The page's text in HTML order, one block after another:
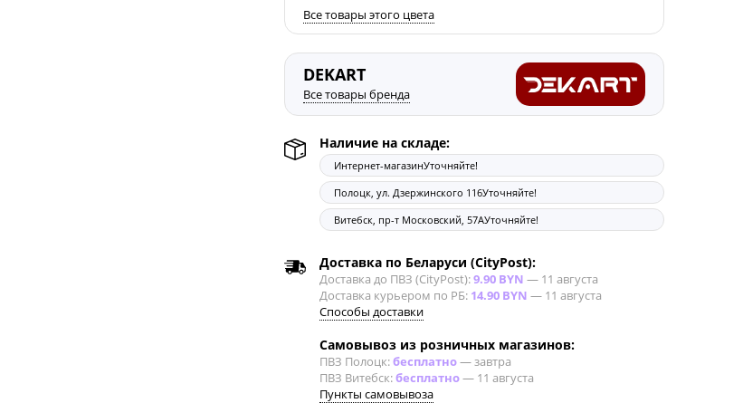
Все товары этого цвета
DEKART
Все товары бренда
Наличие на складе:
Интернет-магазинУточняйте!
Полоцк, ул. Дзержинского 116Уточняйте!
Витебск, пр-т Московский, 57АУточняйте!
Доставка по Беларуси (CityPost):
Доставка до ПВЗ (CityPost):9.90 BYN — 11 августа
Доставка курьером по РБ: 14.90 BYN — 11 августа
Способы доставки
Самовывоз из розничных магазинов:
ПВЗ Полоцк:бесплатно—завтра
ПВЗ Витебск:бесплатно— 11 августа
Пункты самовывоза